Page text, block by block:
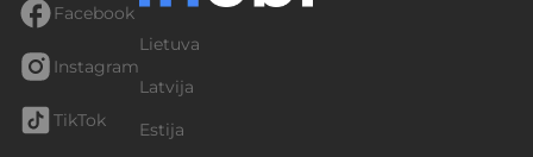
Facebook
Instagram
TikTok
Lietuva
Latvija
Estija